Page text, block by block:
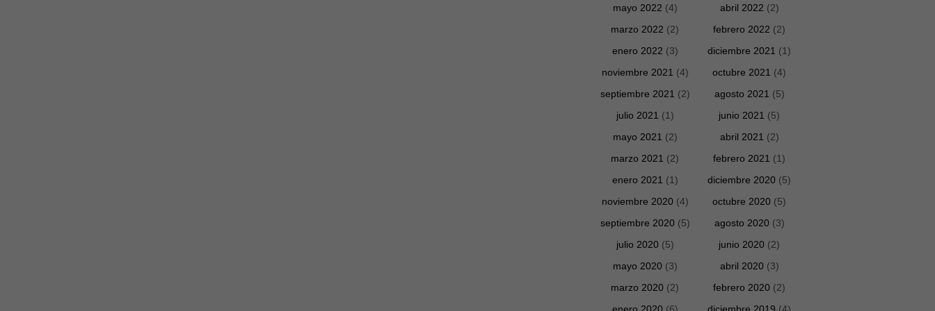
mayo 2022 (4) abril 2022 (2)
marzo 2022 (2) febrero 2022 (2)
enero 2022 (3) diciembre 2021 (1)
noviembre 2021 (4) octubre 2021 (4)
septiembre 2021 (2) agosto 2021 (5)
julio 2021 (1) junio 2021 (5)
mayo 2021 (2) abril 2021 (2)
marzo 2021 (2) febrero 2021 (1)
enero 2021 (1) diciembre 2020 (5)
noviembre 2020 (4) octubre 2020 (5)
septiembre 2020 (5) agosto 2020 (3)
julio 2020 (5) junio 2020 (2)
mayo 2020 (3) abril 2020 (3)
marzo 2020 (2) febrero 2020 (2)